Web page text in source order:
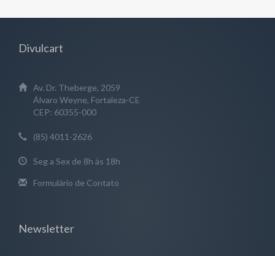
Divulcart
Av. Dr. Theberge, 2059
Álvaro Weyne, Fortaleza-CE
CEP: 60355-000
(85) 4011-2626
Seg a Sex de 8h às 18h
Formulário de Contato
Newsletter